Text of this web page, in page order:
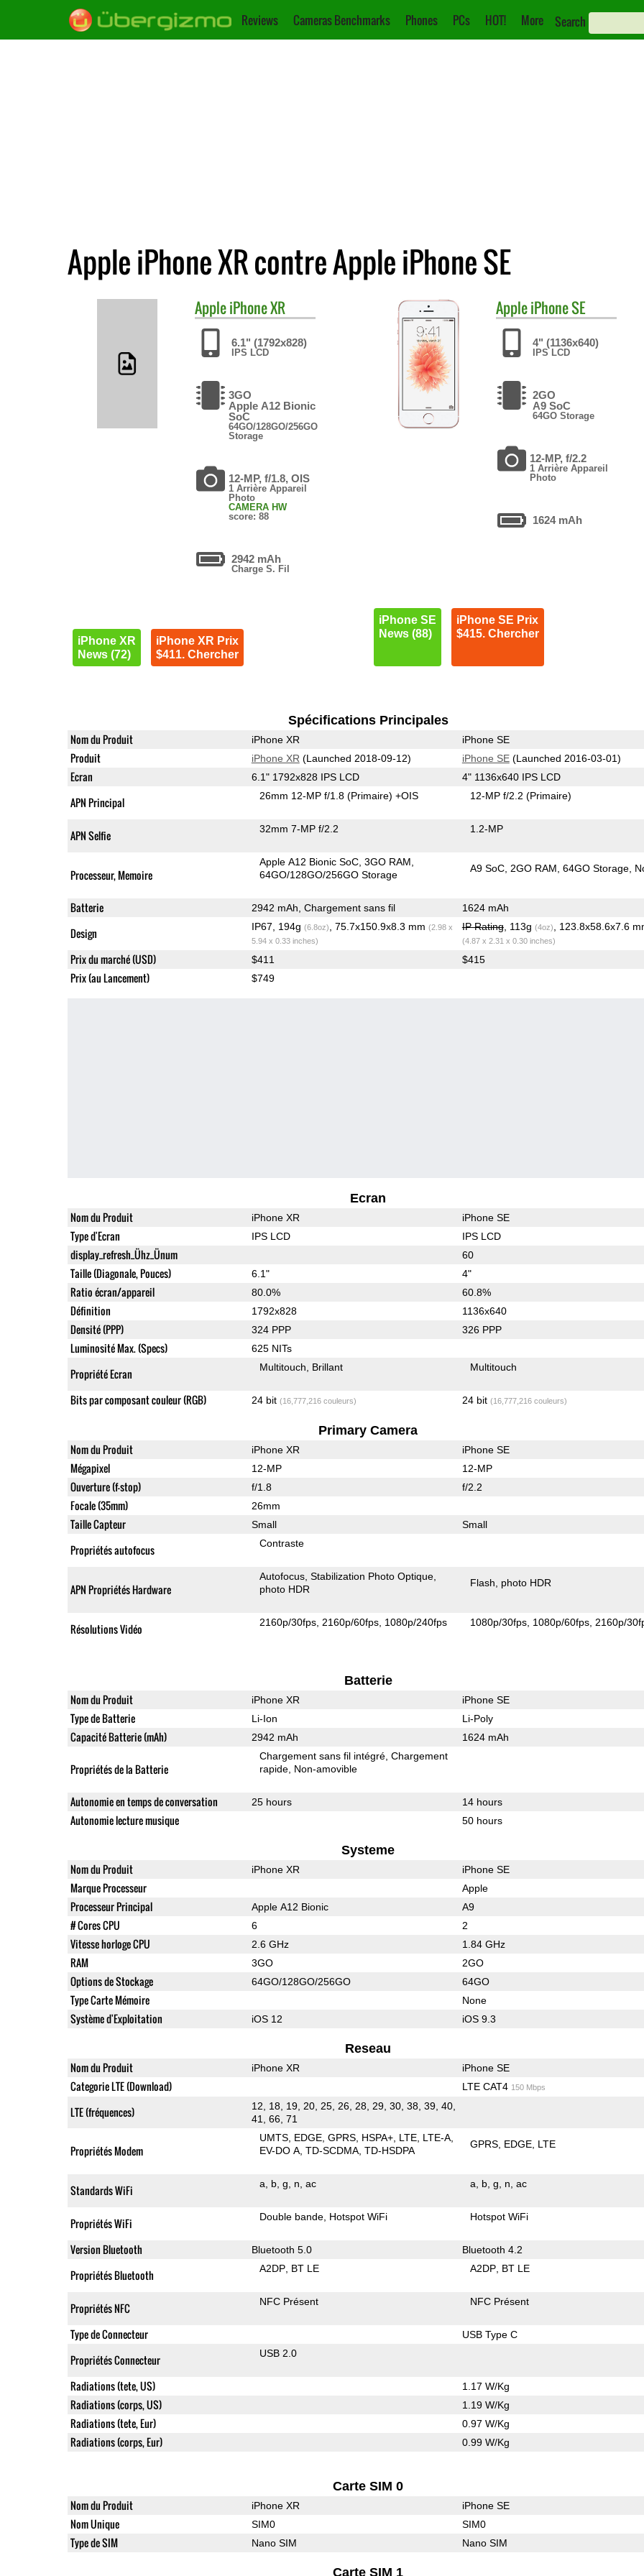
Reviews Cameras Benchmarks Phones PCs HOT! More Search
Apple iPhone XR contre Apple iPhone SE
AppleiPhone XR
6.1" (1792x828)
IPS LCD
3GO
Apple A12 Bionic
SoC
64GO/128GO/256GO
Storage
12-MP, f/1.8, OIS
1 Arrière Appareil
Photo
CAMERA HW
score: 88
2942 mAh
Charge S. Fil
iPhone XR
News (72)
iPhone XR Prix
$411. Chercher
AppleiPhone SE
4" (1136x640)
IPS LCD
2GO
A9 SoC
64GO Storage
12-MP, f/2.2
1 Arrière Appareil
Photo
1624 mAh
iPhone SE
News (88)
iPhone SE Prix
$415. Chercher
Spécifications Principales
Nom du Produit iPhone XR iPhone SE
Produit iPhone XR (Launched 2018-09-12) iPhone SE(Launched 2016-03-01)
Ecran 6.1" 1792x828 IPS LCD 4" 1136x640 IPS LCD
APN Principal 26mm 12-MP f/1.8(Primaire) +OIS 12-MP f/2.2(Primaire)
APN Selfie 32mm 7-MP f/2.2 1.2-MP
Processeur, Memoire
Apple A12 Bionic SoC 3GO RAM
64GO/128GO/256GO Storage
A9 SoC 2GO RAM 64GO Storage
Batterie 2942 mAh, Chargement sans fil 1624 mAh
Design IP67, 194g (6.8oz) , 75.7x150.9x8.3 mm (2.98 x
5.94 x 0.33 inches)
IP Rating, 113g (4oz) , 123.8x58.6x7.6
(4.87 x 2.31 x 0.30 inches)
Prix du marché (USD) $411 $415
Prix (au Lancement) $749
Ecran
Nom du Produit iPhone XR iPhone SE
Type d'Ecran IPS LCD IPS LCD
display_refresh_Ühz_Ünum 60
Taille (Diagonale, Pouces) 6.1" 4"
Ratio écran/appareil 80.0% 60.8%
Définition 1792x828 1136x640
Densité (PPP) 324 PPP 326 PPP
Luminosité Max. (Specs) 625 NITs
Propriété Ecran Multitouch Brillant Multitouch
Bits par composant couleur (RGB) 24 bit (16,777,216 couleurs) 24 bit (16,777,216 couleurs)
Primary Camera
Nom du Produit iPhone XR iPhone SE
Mégapixel 12-MP 12-MP
Ouverture (f-stop) f/1.8 f/2.2
Focale (35mm) 26mm
Taille Capteur Small Small
Propriétés autofocus Contraste
APN Propriétés Hardware
Autofocus Stabilization Photo Optique
photo HDR
Flash photo HDR
Résolutions Vidéo 2160p/30fps 2160p/60fps 1080p/240fps 1080p/30fps 1080p/60fps 2160p/
Batterie
Nom du Produit iPhone XR iPhone SE
Type de Batterie Li-Ion Li-Poly
Capacité Batterie (mAh) 2942 mAh 1624 mAh
Propriétés de la Batterie
Chargement sans fil intégré Chargement
rapide Non-amovible
Autonomie en temps de conversation 25 hours 14 hours
Autonomie lecture musique 50 hours
Systeme
Nom du Produit iPhone XR iPhone SE
Marque Processeur Apple
Processeur Principal Apple A12 Bionic A9
# Cores CPU 6 2
Vitesse horloge CPU 2.6 GHz 1.84 GHz
RAM 3GO 2GO
Options de Stockage 64GO/128GO/256GO 64GO
Type Carte Mémoire None
Système d'Exploitation iOS 12 iOS 9.3
Reseau
Nom du Produit iPhone XR iPhone SE
Categorie LTE (Download) LTE CAT4 150 Mbps
LTE (fréquences)
12, 18, 19, 20, 25, 26, 28, 29, 30, 38, 39, 40,
41, 66, 71
Propriétés Modem
UMTS EDGE GPRS HSPA+ LTE LTE-A
EV-DO A TD-SCDMA TD-HSDPA
GPRS EDGE LTE
Standards WiFi a b g n ac a b g n ac
Propriétés WiFi Double bande Hotspot WiFi Hotspot WiFi
Version Bluetooth Bluetooth 5.0 Bluetooth 4.2
Propriétés Bluetooth A2DP BT LE A2DP BT LE
Propriétés NFC NFC Présent NFC Présent
Type de Connecteur USB Type C
Propriétés Connecteur USB 2.0
Radiations (tete, US) 1.17 W/Kg
Radiations (corps, US) 1.19 W/Kg
Radiations (tete, Eur) 0.97 W/Kg
Radiations (corps, Eur) 0.99 W/Kg
Carte SIM 0
Nom du Produit iPhone XR iPhone SE
Nom Unique SIM0 SIM0
Type de SIM Nano SIM Nano SIM
Carte SIM 1